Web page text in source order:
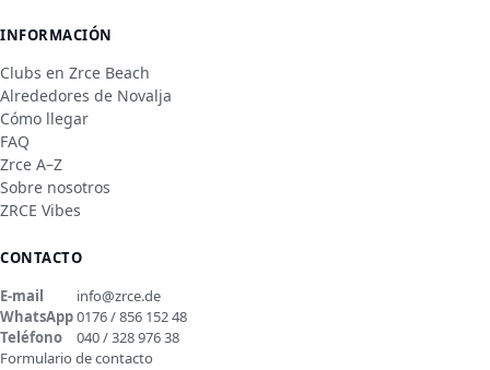
INFORMACIÓN
Clubs en Zrce Beach
Alrededores de Novalja
Cómo llegar
FAQ
Zrce A–Z
Sobre nosotros
ZRCE Vibes
CONTACTO
E-mail
info@zrce.de
WhatsApp0176 / 856 152 48
Teléfono
040 / 328 976 38
Formulario de contacto